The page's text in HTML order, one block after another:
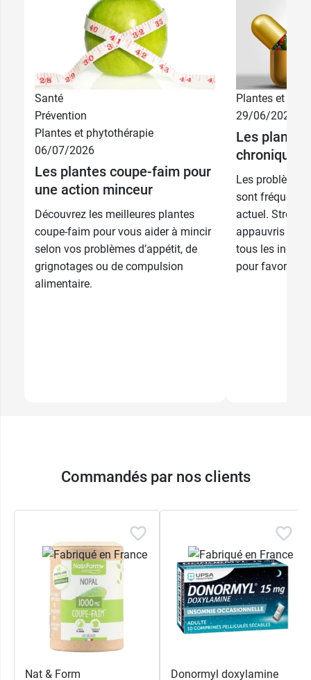
Santé
Prévention
Plantes et phytothérapie
06/07/2026
Les plantes coupe-faim pour
une action minceur
Découvrez les meilleures plantes
coupe-faim pour vous aider à mincir
selon vos problèmes d’appétit, de
grignotages ou de compulsion
alimentaire.
Plantes et
29/06/2026
Les
chronique
Les
sont fréquents
actuel. Stress,
appauvris en
tous les
pour favoriser
Commandés par nos clients
Nat & Form
Donormyl doxylamine